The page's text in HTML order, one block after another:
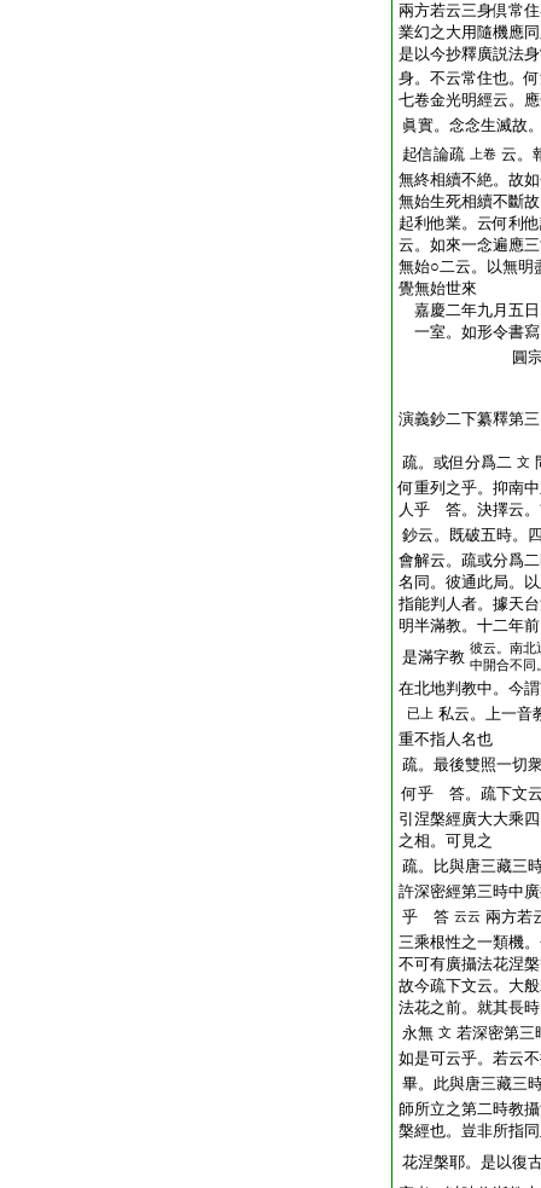
兩方若云三身倶常
業幻之大用隨機應
是以今抄釋廣説法
身。不云常住也。
七卷金光明經云。
眞實。念念生滅故
起信論疏
上卷 云。
無終相續不絶。故
無始生死相續不斷
起利他業。云何利
云。如來一念遍應
無始○二云。以無明
覺無始世來
嘉慶二年九月五
一室。如形令書
圓宗末學
演義鈔二下纂釋第三
疏。或但分爲二 文
何重列之乎。抑南
人乎 答。決擇云。
鈔云。既破五時。
會解云。疏或分爲
名同。彼通此局。
指能判人者。據天
明半滿教。十二年
是滿字教 彼云。南北
中開合不同
在北地判教中。今
已上 私云。上一音
重不指人名也
疏。最後雙照一切
何乎 答。疏下文
引涅槃經廣大大乘
之相。可見之
疏。比與唐三藏三
許深密經第三時中
乎 答 云云 兩方若
三乘根性之一類機
不可有廣攝法花涅
故今疏下文云。大
法花之前。就其長
永無 文 若深密第三
如是可云乎。若云
畢。此與唐三藏三
師所立之第二時教
槃經也。豈非所指
花涅槃耶。是以復